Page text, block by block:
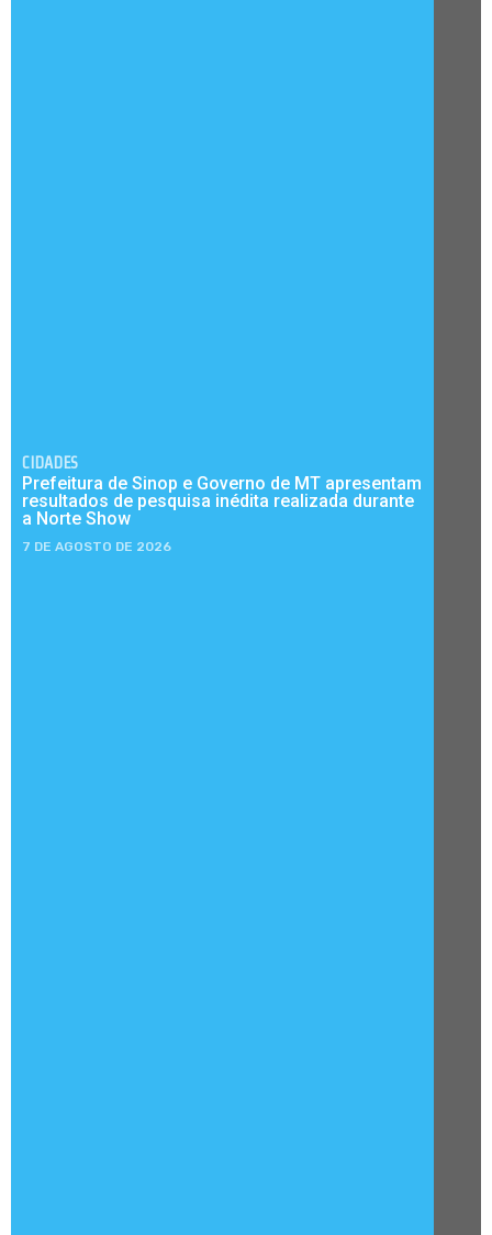
CIDADES
Prefeitura de Sinop e Governo de MT apresentam
resultados de pesquisa inédita realizada durante
a Norte Show
7 DE AGOSTO DE 2026